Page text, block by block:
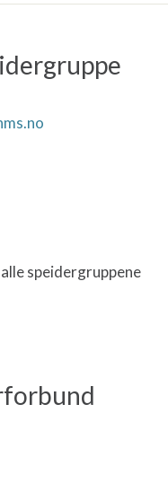
speidergruppene